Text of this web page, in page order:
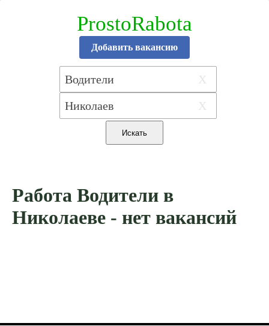
ProstoRabota
Добавить вакансию
X
X
Работа Водители в
Николаеве - нет вакансий